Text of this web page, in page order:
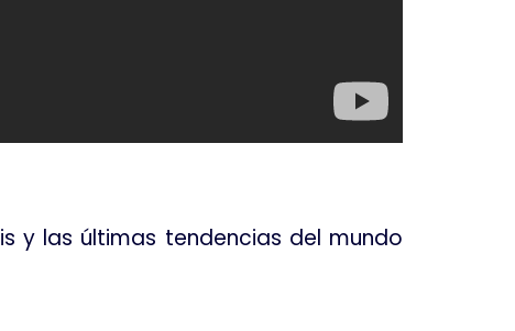
y las últimas tendencias del mundo